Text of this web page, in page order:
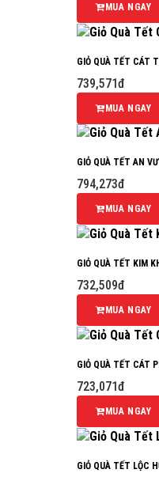
MUA NGAY
GIỎ QUÀ TẾT CÁT
739,571đ
MUA NGAY
GIỎ QUÀ TẾT AN
794,273đ
MUA NGAY
GIỎ QUÀ TẾT KIM
732,509đ
MUA NGAY
GIỎ QUÀ TẾT CÁT
723,071đ
MUA NGAY
GIỎ QUÀ TẾT LỘC